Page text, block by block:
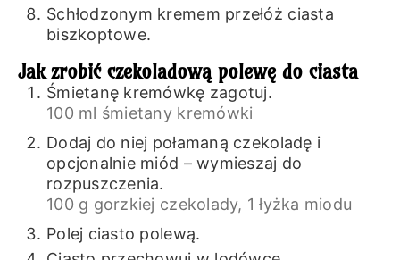
Schłodzonym kremem przełóż ciasta
biszkoptowe.
Jak zrobić czekoladową polewę do ciasta
Śmietanę kremówkę zagotuj.
100 ml śmietany kremówki
Dodaj do niej połamaną czekoladę i
opcjonalnie miód – wymieszaj do
rozpuszczenia.
100 g gorzkiej czekolady, 1 łyżka miodu
Polej ciasto polewą.